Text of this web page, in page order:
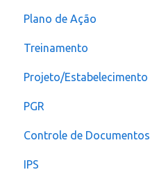
Plano de ação
Checklist
Criação
CAT
Plano de Ação
Treinamento
Configuração
Projeto/Estabelecimento
PGR
Controle de Documentos
IPS